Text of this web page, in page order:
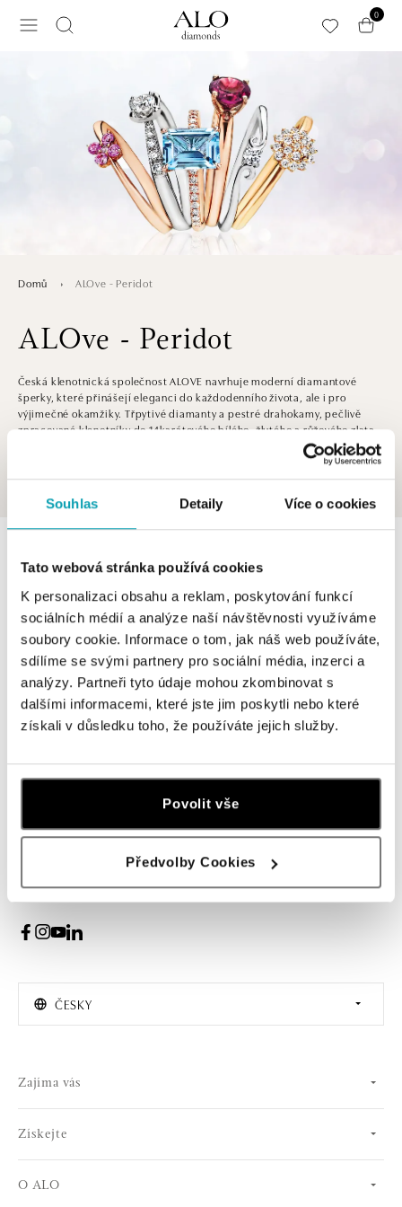
Souhlas Detaily Více o cookies
Tato webová stránka používá cookies
K personalizaci obsahu a reklam, poskytování funkcí
sociálních médií a analýze naší návštěvnosti využíváme
soubory cookie. Informace o tom, jak náš web používáte,
sdílíme se svými partnery pro sociální média, inzerci a
analýzy. Partneři tyto údaje mohou zkombinovat s
dalšími informacemi, které jste jim poskytli nebo které
získali v důsledku toho, že používáte jejich služby.
Povolit vše
Předvolby Cookies
0
Domů ALOve - Peridot
ALOve - Peridot
Česká klenotnická společnost ALOVE navrhuje moderní diamantové
šperky, které přinášejí eleganci do každodenního života, ale i pro
výjimečné okamžiky. Třpytivé diamanty a pestré drahokamy, pečlivě
zpracované klenotníky do 14karátového bílého, žlutého a růžového zlata,
představují ten nejkrásnější dar, který potěší vaše blízké při každé
Zobrazit víc
V katalogu nejsou žádné produkty.
Přihlášení k odběru newsletteru
Žena
Muž
ČESKY
Zajíma vás
Získejte
O ALO